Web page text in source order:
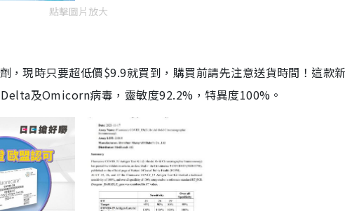
點擊圖片放大
現時只要超低價$9.9就買到，購買前請先注意送貨時間！這款
及Omicorn病毒，靈敏度92.2%，特異度100%。